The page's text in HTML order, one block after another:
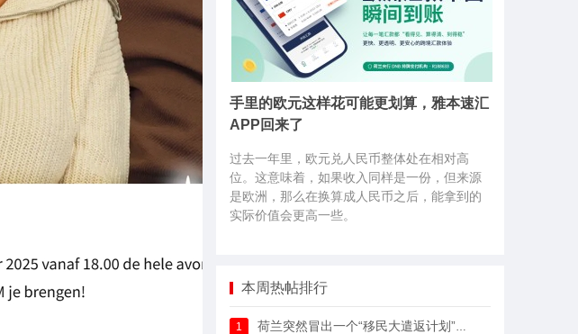
手里的欧元这样花可能更划算，雅本速汇
APP回来了
过去一年里，欧元兑人民币整体处在相对高
位。这意味着，如果收入同样是一份，但来源
是欧洲，那么在换算成人民币之后，能拿到的
实际价值会更高一些。
本周热帖排行
1 荷兰突然冒出一个“移民大遣返计划”，64万人已经签字支持